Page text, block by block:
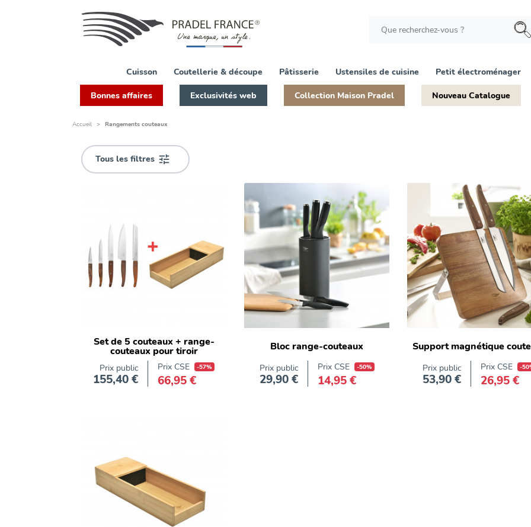
Cuisson Coutellerie & découpe Pâtisserie Ustensiles de cuisine Petit électroménager
Bonnes affaires
Exclusivités web Collection Maison Pradel Nouveau Catalogue
Accueil Rangements couteaux
Tous les filtres 
Set de 5 couteaux + range-
couteaux pour tiroir
Prix public
Prix
155,40 €
Prix CSE -57%
66,95 €
Bloc range-couteaux
Prix public
Prix
29,90 €
Prix CSE -50%
14,95 €
Support magnétique
Prix public
Prix
53,90 €
Prix CSE -
26,95 €